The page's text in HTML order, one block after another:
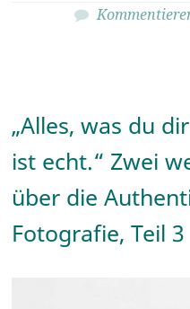
„Alles, was du
ist echt.“ Zwei
über die
Fotografie, Teil 3